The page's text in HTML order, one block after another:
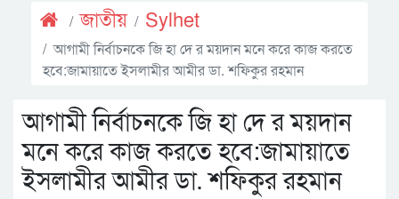
জাতীয় Sylhet
আগামী নির্বাচনকে জি হা দে র ময়দান মনে করে কাজ করতে
হবে:জামায়াতে ইসলামীর আমীর ডা. শফিকুর রহমান
আগামী নির্বাচনকে জি হা দে র ময়দান
মনে করে কাজ করতে হবে:জামায়াতে
ইসলামীর আমীর ডা. শফিকুর রহমান